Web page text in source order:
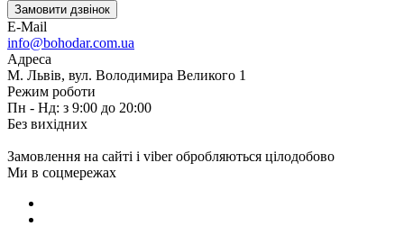
Замовити дзвінок
E-Mail
info@bohodar.com.ua
Адреса
М. Львів, вул. Володимира Великого 1
Режим роботи
Пн - Нд: з 9:00 до 20:00
Без вихідних
Замовлення на сайті і viber обробляються цілодобово
Ми в соцмережах